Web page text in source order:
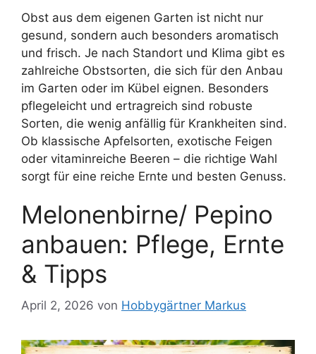
Obst aus dem eigenen Garten ist nicht nur
gesund, sondern auch besonders aromatisch
und frisch. Je nach Standort und Klima gibt es
zahlreiche Obstsorten, die sich für den Anbau
im Garten oder im Kübel eignen. Besonders
pflegeleicht und ertragreich sind robuste
Sorten, die wenig anfällig für Krankheiten sind.
Ob klassische Apfelsorten, exotische Feigen
oder vitaminreiche Beeren – die richtige Wahl
sorgt für eine reiche Ernte und besten Genuss.
Melonenbirne/ Pepino
anbauen: Pflege, Ernte
& Tipps
April 2, 2026 von Hobbygärtner Markus